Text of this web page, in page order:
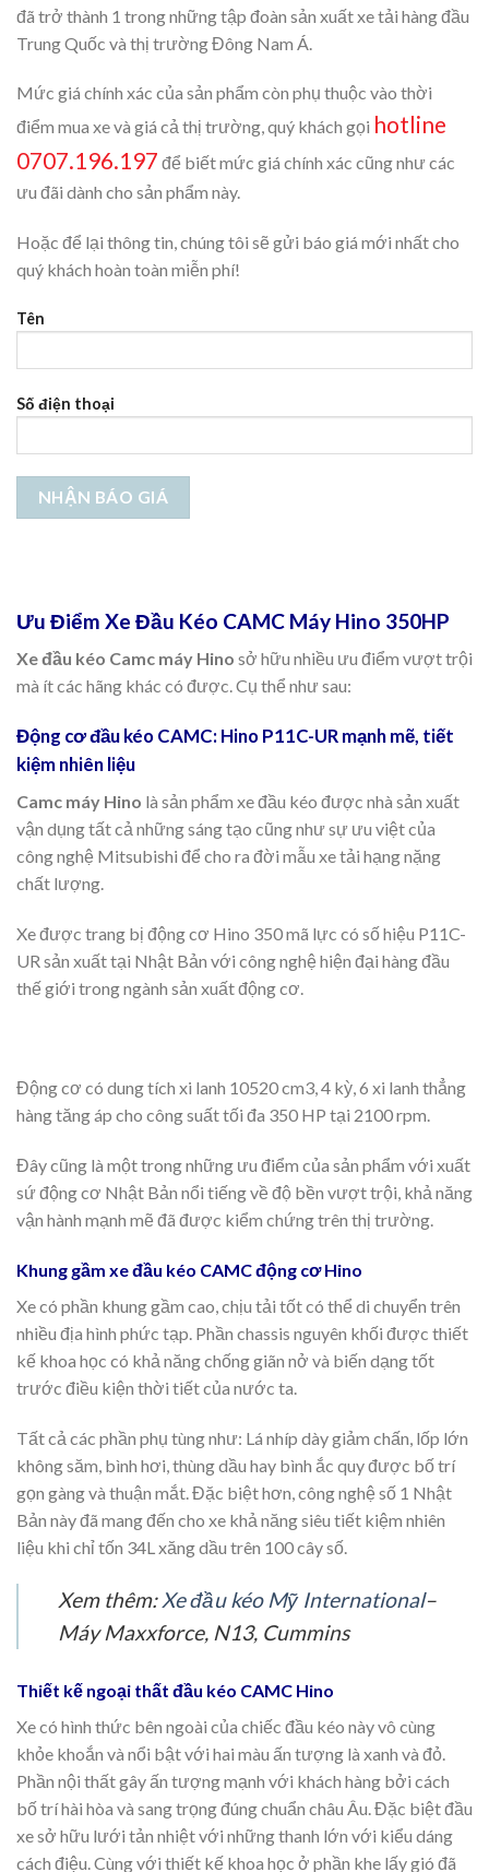
đã trở thành 1 trong những tập đoàn sản xuất xe tải hàng đầu
Trung Quốc và thị trường Đông Nam Á.
Mức giá chính xác của sản phẩm còn phụ thuộc vào thời
điểm mua xe và giá cả thị trường, quý khách gọi hotline
0707.196.197 để biết mức giá chính xác cũng như các
ưu đãi dành cho sản phẩm này.
Hoặc để lại thông tin, chúng tôi sẽ gửi báo giá mới nhất cho
quý khách hoàn toàn miễn phí!
Tên
Số điện thoại
Ưu Điểm Xe Đầu Kéo CAMC Máy Hino 350HP
Xe đầu kéo Camc máy Hino sở hữu nhiều ưu điểm vượt trội
mà ít các hãng khác có được. Cụ thể như sau:
Động cơ đầu kéo CAMC: Hino P11C-UR mạnh mẽ, tiết
kiệm nhiên liệu
Camc máy Hino là sản phẩm xe đầu kéo được nhà sản xuất
vận dụng tất cả những sáng tạo cũng như sự ưu việt của
công nghệ Mitsubishi để cho ra đời mẫu xe tải hạng nặng
chất lượng.
Xe được trang bị động cơ Hino 350 mã lực có số hiệu P11C-
UR sản xuất tại Nhật Bản với công nghệ hiện đại hàng đầu
thế giới trong ngành sản xuất động cơ.
Động cơ có dung tích xi lanh 10520 cm3, 4 kỳ, 6 xi lanh thẳng
hàng tăng áp cho công suất tối đa 350 HP tại 2100 rpm.
Đây cũng là một trong những ưu điểm của sản phẩm với xuất
sứ động cơ Nhật Bản nổi tiếng về độ bền vượt trội, khả năng
vận hành mạnh mẽ đã được kiểm chứng trên thị trường.
Khung gầm xe đầu kéo CAMC động cơ Hino
Xe có phần khung gầm cao, chịu tải tốt có thể di chuyển trên
nhiều địa hình phức tạp. Phần chassis nguyên khối được thiết
kế khoa học có khả năng chống giãn nở và biến dạng tốt
trước điều kiện thời tiết của nước ta.
Tất cả các phần phụ tùng như: Lá nhíp dày giảm chấn, lốp lớn
không săm, bình hơi, thùng dầu hay bình ắc quy được bố trí
gọn gàng và thuận mắt. Đặc biệt hơn, công nghệ số 1 Nhật
Bản này đã mang đến cho xe khả năng siêu tiết kiệm nhiên
liệu khi chỉ tốn 34L xăng dầu trên 100 cây số.
Xem thêm: Xe đầu kéo Mỹ International–
Máy Maxxforce, N13, Cummins
Thiết kế ngoại thất đầu kéo CAMC Hino
Xe có hình thức bên ngoài của chiếc đầu kéo này vô cùng
khỏe khoắn và nổi bật với hai màu ấn tượng là xanh và đỏ.
Phần nội thất gây ấn tượng mạnh với khách hàng bởi cách
bố trí hài hòa và sang trọng đúng chuẩn châu Âu. Đặc biệt đầu
xe sở hữu lưới tản nhiệt với những thanh lớn với kiểu dáng
cách điệu. Cùng với thiết kế khoa học ở phần khe lấy gió đã